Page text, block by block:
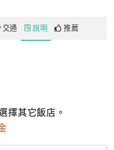
交通 說明 推薦
擇其它飯店。